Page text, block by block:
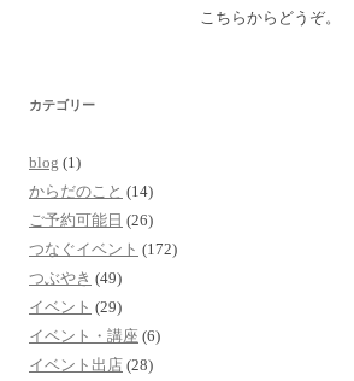
こちらからどうぞ。
カテゴリー
blog (1)
からだのこと (14)
ご予約可能日 (26)
つなぐイベント (172)
つぶやき (49)
イベント (29)
イベント・講座 (6)
イベント出店 (28)